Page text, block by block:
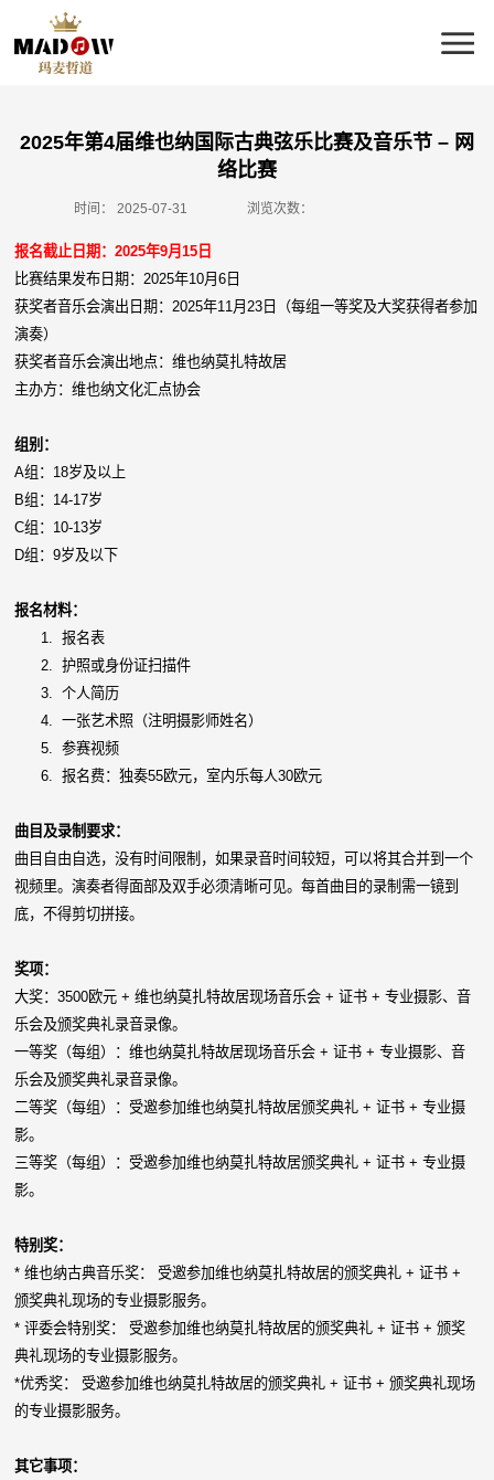
2025年第4届维也纳国际古典弦乐比赛及音乐节 – 网
络比赛
时间： 2025-07-31 浏览次数：
报名截止日期：2025年9月15日
比赛结果发布日期：2025年10月6日
获奖者音乐会演出日期：2025年11月23日（每组一等奖及大奖获得者参加
演奏）
获奖者音乐会演出地点：维也纳莫扎特故居
主办方：维也纳文化汇点协会
组别：
A组：18岁及以上
B组：14-17岁
C组：10-13岁
D组：9岁及以下
报名材料：
1.
报名表
2.
护照或身份证扫描件
3.
个人简历
4.
一张艺术照（注明摄影师姓名）
5.
参赛视频
6.
报名费：独奏55欧元，室内乐每人30欧元
曲目及录制要求：
曲目自由自选，没有时间限制，如果录音时间较短，可以将其合并到一个
视频里。演奏者得面部及双手必须清晰可见。每首曲目的录制需一镜到
底，不得剪切拼接。
奖项：
大奖：3500欧元 + 维也纳莫扎特故居现场音乐会 + 证书 + 专业摄影、音
乐会及颁奖典礼录音录像。
一等奖（每组）：维也纳莫扎特故居现场音乐会 + 证书 + 专业摄影、音
乐会及颁奖典礼录音录像。
二等奖（每组）：受邀参加维也纳莫扎特故居颁奖典礼 + 证书 + 专业摄
影。
三等奖（每组）：受邀参加维也纳莫扎特故居颁奖典礼 + 证书 + 专业摄
影。
特别奖：
* 维也纳古典音乐奖： 受邀参加维也纳莫扎特故居的颁奖典礼 + 证书 +
颁奖典礼现场的专业摄影服务。
* 评委会特别奖： 受邀参加维也纳莫扎特故居的颁奖典礼 + 证书 + 颁奖
典礼现场的专业摄影服务。
*优秀奖： 受邀参加维也纳莫扎特故居的颁奖典礼 + 证书 + 颁奖典礼现场
的专业摄影服务。
其它事项：